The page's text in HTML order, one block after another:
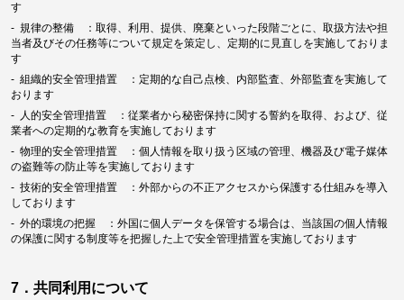
す
- 規律の整備 ：取得、利用、提供、廃棄といった段階ごとに、取扱方法や担
当者及びその任務等について規定を策定し、定期的に見直しを実施しておりま
す
- 組織的安全管理措置 ：定期的な自己点検、内部監査、外部監査を実施して
おります
- 人的安全管理措置 ：従業者から秘密保持に関する誓約を取得、および、従
業者への定期的な教育を実施しております
- 物理的安全管理措置 ：個人情報を取り扱う区域の管理、機器及び電子媒体
の盗難等の防止等を実施しております
- 技術的安全管理措置 ：外部からの不正アクセスから保護する仕組みを導入
しております
- 外的環境の把握 ：外国に個人データを保管する場合は、当該国の個人情報
の保護に関する制度等を把握した上で安全管理措置を実施しております
7．共同利用について